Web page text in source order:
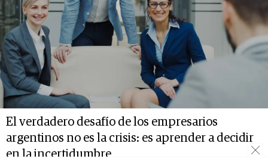
El verdadero desafío de los empresarios
argentinos no es la crisis: es aprender a decidir
en la incertidumbre